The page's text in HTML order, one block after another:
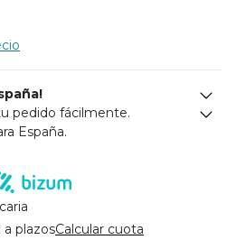
pedido fácilmente.
España.
a plazosCalcular cuota